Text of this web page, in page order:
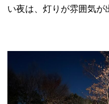
い夜は、灯りが雰囲気